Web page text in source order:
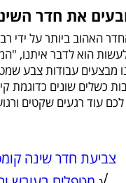
את חדר
האהוב ביותר על ידי
הוא לדבר איתנו,
מבצעים עבודות צבע
כשלים שונים כדוגמת
לכם עוד רגעים שקטים
צביעת חדר שינה